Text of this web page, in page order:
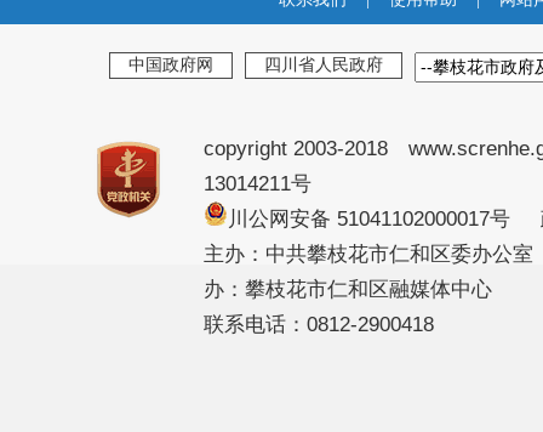
中国政府网 四川省人民政府
copyright 2003-2018
13014211号
川公网安备 51041102000017
主办：中共攀枝花市仁和区委办公
办：攀枝花市仁和区融媒体中心
联系电话：0812-2900418